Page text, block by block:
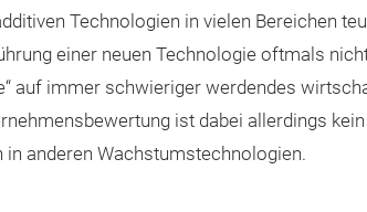
Technologien in vielen Bereichen
einer neuen Technologie oftmals
auf immer schwieriger werdendes
ist dabei allerdings
in anderen Wachstumstechnologien.